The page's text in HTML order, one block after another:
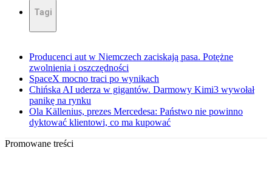
Tagi
Producenci aut w Niemczech zaciskają pasa. Potężne
zwolnienia i oszczędności
SpaceX mocno traci po wynikach
Chińska AI uderza w gigantów. Darmowy Kimi3 wywołał
panikę na rynku
Ola Källenius, prezes Mercedesa: Państwo nie powinno
dyktować klientowi, co ma kupować
Promowane treści